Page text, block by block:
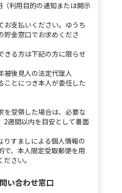
（利用目的の通知または開示
支払いください。ゆうち
貯金窓口でお求めくださ
きる方は下記の方に限らせ
被後見人の法定代理人
ことにつき本人が委任した
を受領した場合は、必要な
2週間以内を目安として書面
りすましによる個人情報の
で、本人限定受取郵便を用
さい。
い合わせ窓口